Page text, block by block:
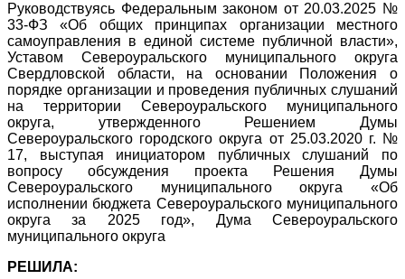
Руководствуясь Федеральным законом от 20.03.2025 №
33-ФЗ «Об общих принципах организации местного
самоуправления в единой системе публичной власти»,
Уставом Североуральского муниципального округа
Свердловской области, на основании Положения о
порядке организации и проведения публичных слушаний
на территории Североуральского муниципального
округа, утвержденного Решением Думы
Североуральского городского округа от 25.03.2020 г. №
17, выступая инициатором публичных слушаний по
вопросу обсуждения проекта Решения Думы
Североуральского муниципального округа «Об
исполнении бюджета Североуральского муниципального
округа за 2025 год», Дума Североуральского
муниципального округа
РЕШИЛА: